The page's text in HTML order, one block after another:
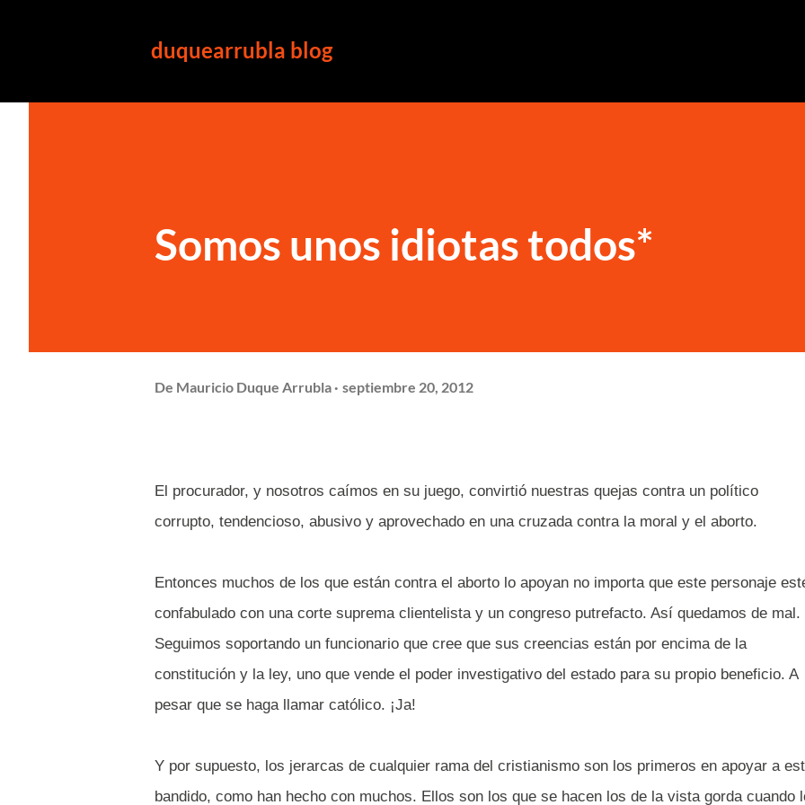
duquearrubla blog
Somos unos idiotas todos*
De Mauricio Duque Arrubla septiembre 20, 2012
El procurador, y nosotros caímos en su juego, convirtió nuestras quejas contra un político
corrupto, tendencioso, abusivo y aprovechado en una cruzada contra la moral y el aborto.
Entonces muchos de los que están contra el aborto lo apoyan no importa que este personaje
confabulado con una corte suprema clientelista y un congreso putrefacto. Así quedamos de mal.
Seguimos soportando un funcionario que cree que sus creencias están por encima de la
constitución y la ley, uno que vende el poder investigativo del estado para su propio beneficio. A
pesar que se haga llamar católico. ¡Ja!
Y por supuesto, los jerarcas de cualquier rama del cristianismo son los primeros en apoyar a
bandido, como han hecho con muchos. Ellos son los que se hacen los de la vista gorda cuando